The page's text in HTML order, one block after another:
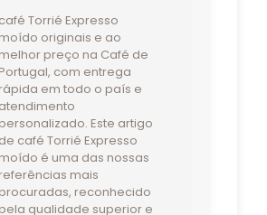
café Torrié Expresso
moído originais e ao
melhor preço na Café de
Portugal, com entrega
rápida em todo o país e
atendimento
personalizado. Este artigo
de café Torrié Expresso
moído é uma das nossas
referências mais
procuradas, reconhecido
pela qualidade superior e